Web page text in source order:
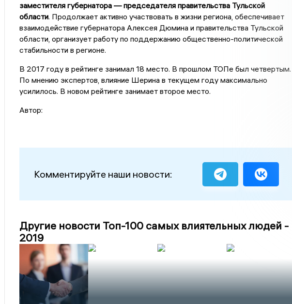
заместителя губернатора — председателя правительства Тульской
области. Продолжает активно участвовать в жизни региона, обеспечивает
взаимодействие губернатора Алексея Дюмина и правительства Тульской
области, организует работу по поддержанию общественно-политической
стабильности в регионе.
В 2017 году в рейтинге занимал 18 место. В прошлом ТОПе был четвертым.
По мнению экспертов, влияние Шерина в текущем году максимально
усилилось. В новом рейтинге занимает второе место.
Автор:
Комментируйте наши новости:
Другие новости Топ-100 самых влиятельных людей -
2019